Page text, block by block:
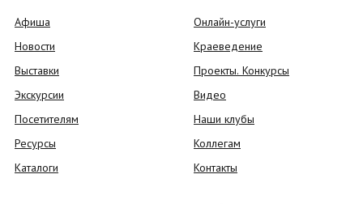
Афиша
Новости
Выставки
Экскурсии
Посетителям
Ресурсы
Каталоги
Онлайн-услуги
Краеведение
Проекты. Конкурсы
Видео
Наши клубы
Коллегам
Контакты